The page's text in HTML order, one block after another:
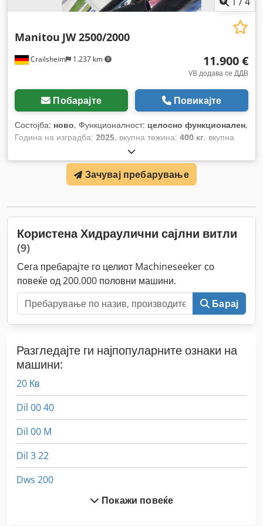
Crailsheim 1.237 km
Manitou JW 2500/2000
11.900 €
VB додава се ДДВ
Побарајте Повикајте
Состојба: ново, Функционалност: целосно функционален,
Година на изградба: 2025, вкупна тежина: 400 кг, вкупна
, вкупна должина:
820 мм, носење капацитет:2.000 кг,
Зачувај пребарување
Користена Хидраулични сајлни витли
(9)
Сега пребарајте го целиот Machineseeker со
повеќе од 200.000 половни машини.
Барај
Разгледајте ги најпопуларните ознаки на
машини:
20 Кв
Dil 00 40
Dil 00 M
Dil 3 22
Dws 200
Покажи повеќе